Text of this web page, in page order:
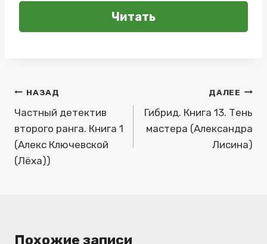
Читать
Навигация
по
записям
НАЗАД
Частный детектив
второго ранга. Книга 1
(Алекс Ключевской
(Лёха))
ДАЛЕЕ
Гибрид. Книга 13. Тень
мастера (Александра
Лисина)
Похожие записи